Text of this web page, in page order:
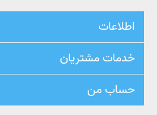
اطلاعات
خدمات مشتریان
حساب من